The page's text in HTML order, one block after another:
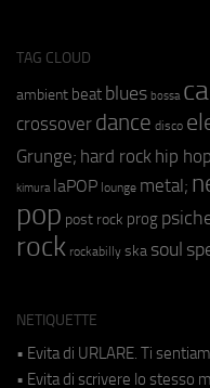
TAG CLOUD
ambient beat blues bossa
crossover dance disco
Grunge; hard rock hip hop
kimura laPOP lounge metal;
pop post rock prog
rock rockabilly ska soul
NETIQUETTE
• Evita di URLARE. Ti
• Evita di scrivere lo stesso